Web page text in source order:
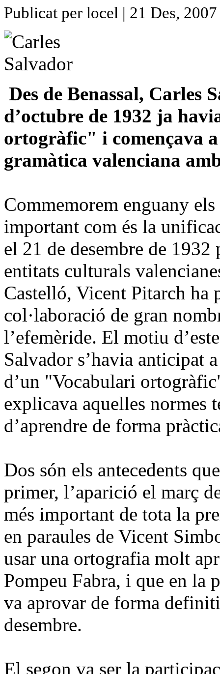
Publicat per locel | 21 Des, 2007
Des de Benassal, Carles
d’octubre de 1932 ja
ortogràfic" i començava
gramàtica valenciana
Commemorem enguany
important com és la
el 21 de desembre de
entitats culturals
Castelló, Vicent Pitarch ha
col·laboració de gran
l’efemèride. El motiu
Salvador s’havia anticipat
d’un "Vocabulari
explicava aquelles normes
d’aprendre de forma
Dos són els antecedents
primer, l’aparició el març
més important de tota la
en paraules de Vicent
usar una ortografia molt
Pompeu Fabra, i que en la
va aprovar de forma
desembre.
El segon va ser la